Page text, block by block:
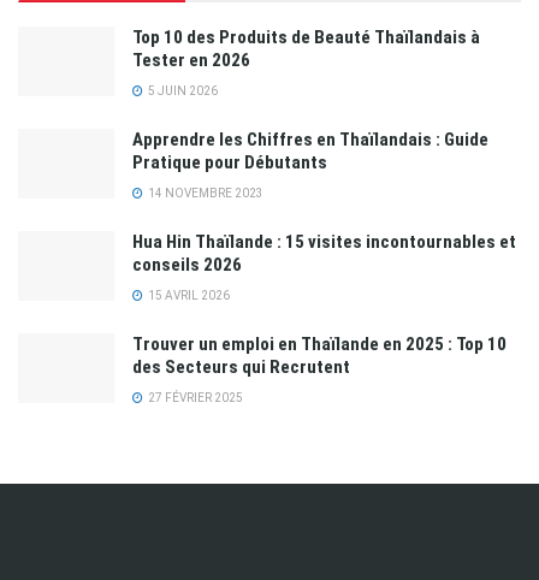
Top 10 des Produits de Beauté Thaïlandais à
Tester en 2026
5 JUIN 2026
Apprendre les Chiffres en Thaïlandais : Guide
Pratique pour Débutants
14 NOVEMBRE 2023
Hua Hin Thaïlande : 15 visites incontournables et
conseils 2026
15 AVRIL 2026
Trouver un emploi en Thaïlande en 2025 : Top 10
des Secteurs qui Recrutent
27 FÉVRIER 2025